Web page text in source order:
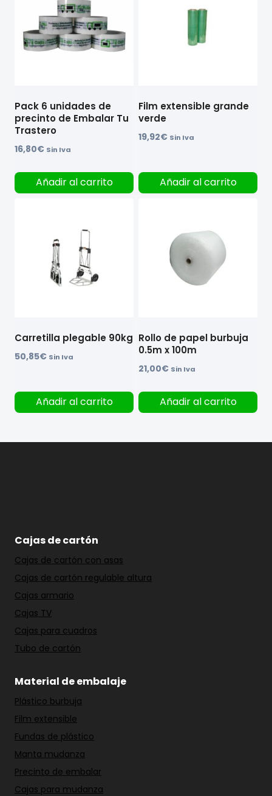
Pack 6 unidades de
precinto de Embalar Tu
Trastero
16,80€ Sin Iva
Añadir al carrito
Film extensible grande
verde
19,92€ Sin Iva
Añadir al carrito
Carretilla plegable 90kg
50,85€ Sin Iva
Añadir al carrito
Rollo de papel burbuja
0.5m x 100m
21,00€ Sin Iva
Añadir al carrito
Cajas de cartón
Cajas de cartón con asas
Cajas de cartón regulable altura
Cajas armario
Cajas TV
Cajas para cuadros
Tubo de cartón
Material de embalaje
Plástico burbuja
Film extensible
Fundas de plástico
Manta mudanza
Precinto de embalar
Cajas para mudanza